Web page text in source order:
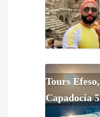
Tours
Capadocia